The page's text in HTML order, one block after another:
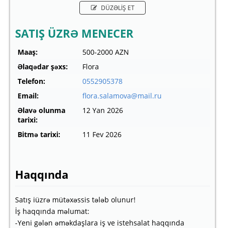
DÜZƏLİŞ ET
SATIŞ ÜZRƏ MENECER
Maaş:
500-2000 AZN
Əlaqədar şəxs:
Flora
Telefon:
0552905378
Email:
flora.salamova@mail.ru
Əlavə olunma
tarixi:
12 Yan 2026
Bitmə tarixi: 11 Fev 2026
Haqqında
Satış iüzrə mütəxəssis tələb olunur!
İş haqqında məlumat:
-Yeni gələn əməkdaşlara iş ve istehsalat haqqında